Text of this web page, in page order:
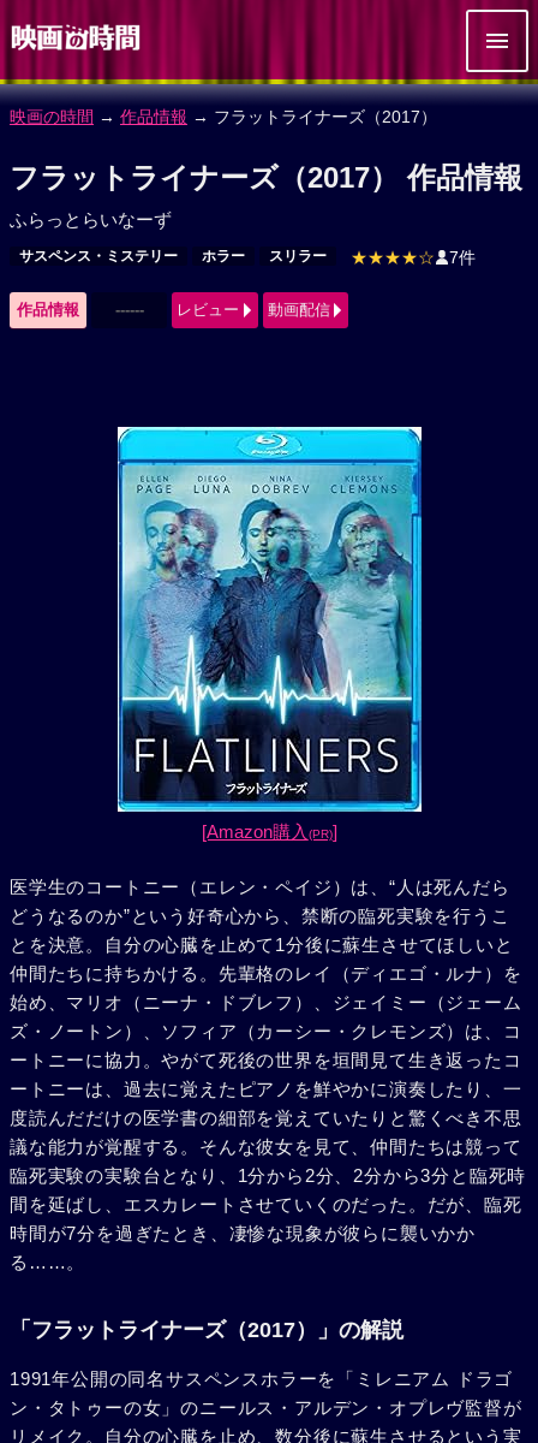
映画の時間 → 作品情報 → フラットライナーズ（2017）
フラットライナーズ（2017） 作品情報
ふらっとらいなーず
サスペンス・ミステリー ホラー スリラー ★★★★☆ 7件
作品情報 ------ レビュー 動画配信
[Amazon購入 (PR)]
医学生のコートニー（エレン・ペイジ）は、“人は死んだら
どうなるのか”という好奇心から、禁断の臨死実験を行うこ
とを決意。自分の心臓を止めて1分後に蘇生させてほしいと
仲間たちに持ちかける。先輩格のレイ（ディエゴ・ルナ）を
始め、マリオ（ニーナ・ドブレフ）、ジェイミー（ジェーム
ズ・ノートン）、ソフィア（カーシー・クレモンズ）は、コ
ートニーに協力。やがて死後の世界を垣間見て生き返ったコ
ートニーは、過去に覚えたピアノを鮮やかに演奏したり、一
度読んだだけの医学書の細部を覚えていたりと驚くべき不思
議な能力が覚醒する。そんな彼女を見て、仲間たちは競って
臨死実験の実験台となり、1分から2分、2分から3分と臨死時
間を延ばし、エスカレートさせていくのだった。だが、臨死
時間が7分を過ぎたとき、凄惨な現象が彼らに襲いかか
る……。
「フラットライナーズ（2017）」の解説
1991年公開の同名サスペンスホラーを「ミレニアム ドラゴ
ン・タトゥーの女」のニールス・アルデン・オプレヴ監督が
リメイク。自分の心臓を止め、数分後に蘇生させるという実